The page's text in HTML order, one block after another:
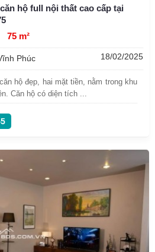
hộ full nội thất cao cấp tại
75 m²
Phúc 18/02/2025
hộ đẹp, hai mặt tiền, nằm trong khu
Căn hộ có diện tích ...